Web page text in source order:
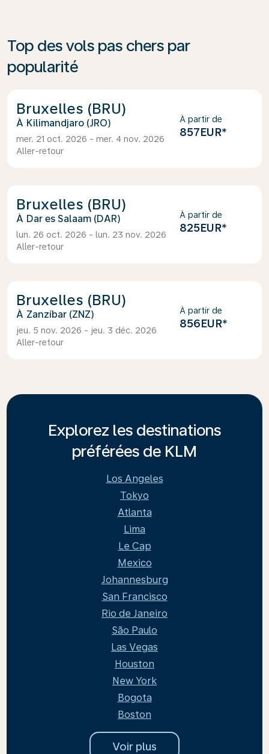
Top des vols pas chers par
popularité
Bruxelles (BRU)
Kilimandjaro (JRO)
mer. 21 oct. 2026 - mer. 4 nov. 2026
Aller-retour
À partir de
857EUR*
Bruxelles (BRU)
Dar es Salaam (DAR)
lun. 26 oct. 2026 - lun. 23 nov. 2026
Aller-retour
À partir de
825EUR*
Bruxelles (BRU)
Zanzíbar (ZNZ)
jeu. 5 nov. 2026 - jeu. 3 déc. 2026
Aller-retour
À partir de
856EUR*
Explorez les destinations
préférées de KLM
Los Angeles
Tokyo
Atlanta
Lima
Le Cap
Mexico
Johannesburg
San Francisco
Rio de Janeiro
São Paulo
Las Vegas
Houston
New York
Bogota
Boston
Voir plus